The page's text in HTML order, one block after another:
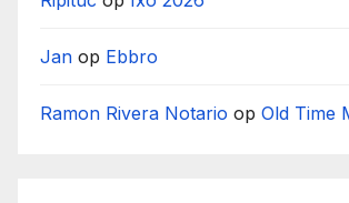
Jan op Ebbro
Ramon Rivera Notario op Old Time